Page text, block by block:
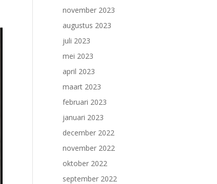
november 2023
augustus 2023
juli 2023
mei 2023
april 2023
maart 2023
februari 2023
januari 2023
december 2022
november 2022
oktober 2022
september 2022